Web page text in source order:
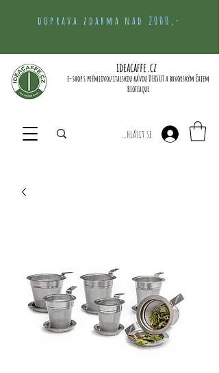
doprava zdarma nad 2000,-
e-shop s prémiovou italskou kávou DERSUT a bavorským čajem
Bioteaque
Přihlásit se
ideacaffe.cz